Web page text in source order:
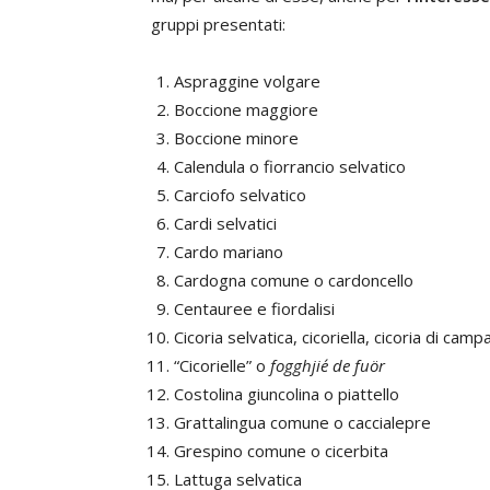
gruppi presentati:
Aspraggine volgare
Boccione maggiore
Boccione minore
Calendula o fiorrancio selvatico
Carciofo selvatico
Cardi selvatici
Cardo mariano
Cardogna comune o cardoncello
Centauree e fiordalisi
Cicoria selvatica, cicoriella, cicoria di
“Cicorielle” o fogghjie´ de fuör
Costolina giuncolina o piattello
Grattalingua comune o caccialepre
Grespino comune o cicerbita
Lattuga selvatica